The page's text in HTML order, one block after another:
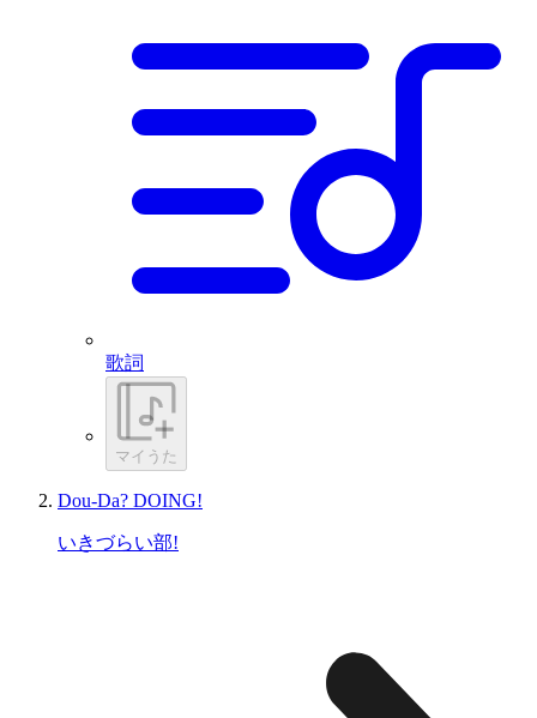
歌詞
マイうた
Dou-Da? DOING!
いきづらい部!